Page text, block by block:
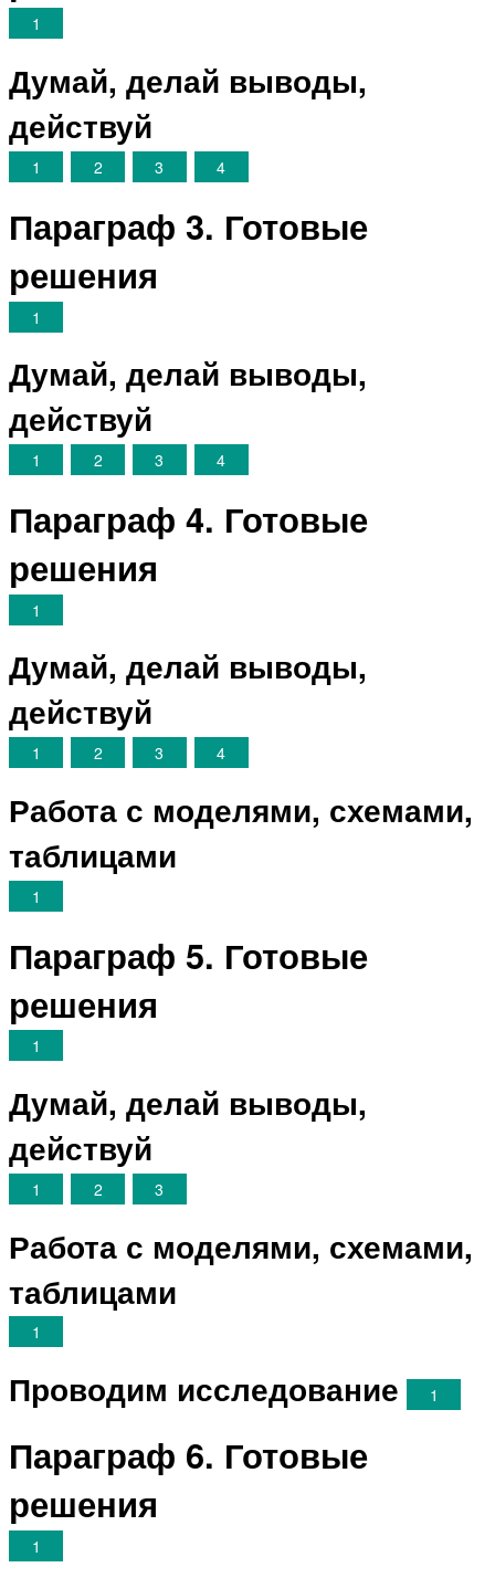
1
Думай, делай выводы,
действуй
1 2 3 4
Параграф 3. Готовые
решения
1
Думай, делай выводы,
действуй
1 2 3 4
Параграф 4. Готовые
решения
1
Думай, делай выводы,
действуй
1 2 3 4
Работа с моделями, схемами,
таблицами
1
Параграф 5. Готовые
решения
1
Думай, делай выводы,
действуй
1 2 3
Работа с моделями, схемами,
таблицами
1
Проводим исследование 1
Параграф 6. Готовые
решения
1